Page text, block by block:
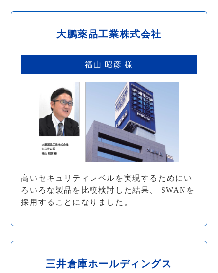
大鵬薬品工業株式会社
福山 昭彦 様
高いセキュリティレベルを実現するためにい
ろいろな製品を比較検討した結果、 SWANを
採用することになりました。
三井倉庫ホールディングス